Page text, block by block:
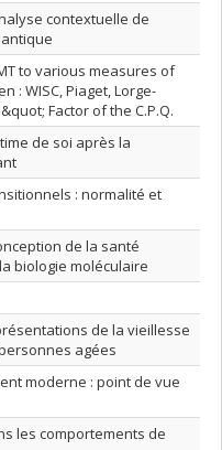
contextuelle de
to various measures of
: WISC, Piaget, Lorge-
Factor of the C.P.Q.
de soi après la
: normalité et
de la santé
biologie moléculaire
de la vieillesse
agées
moderne : point de vue
les comportements de